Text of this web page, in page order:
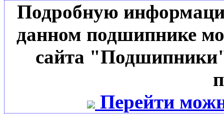
Подробную
данном подшипнике
сайта
Перейти